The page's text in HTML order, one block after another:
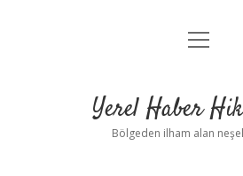
Anasayfa
Yasal Uyarı
menüyü
Yerel Haber
Bölgeden ilham alan